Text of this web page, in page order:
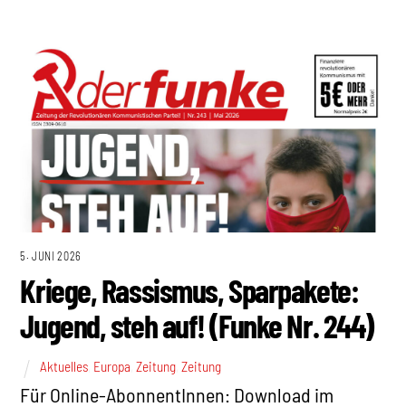
5. JUNI 2026
Kriege, Rassismus, Sparpakete:
Jugend, steh auf! (Funke Nr. 244)
Aktuelles Europa ,Zeitung ,Zeitung
Für Online-AbonnentInnen: Download im